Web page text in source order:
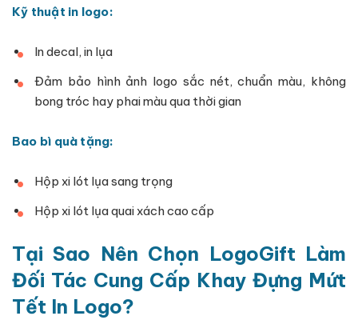
Kỹ thuật in logo:
In decal, in lụa
Đảm bảo hình ảnh logo sắc nét, chuẩn màu, không
bong tróc hay phai màu qua thời gian
Bao bì quà tặng:
Hộp xi lót lụa sang trọng
Hộp xi lót lụa quai xách cao cấp
Tại Sao Nên Chọn LogoGift Làm
Đối Tác Cung Cấp Khay Đựng Mứt
Tết In Logo?